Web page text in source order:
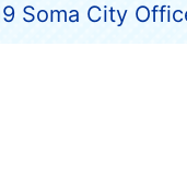
Soma City